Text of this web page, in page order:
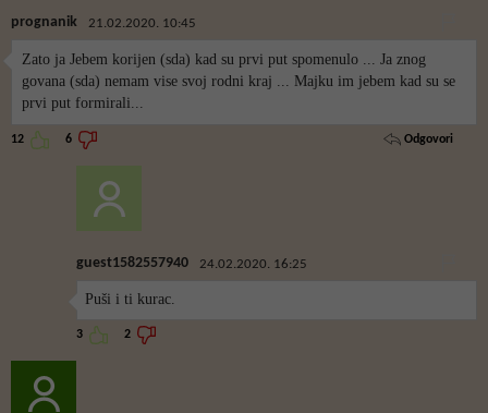
prognanik 21.02.2020. 10:45
Zato ja Jebem korijen (sda) kad su prvi put spomenulo ... Ja znog
govana (sda) nemam vise svoj rodni kraj ... Majku im jebem kad su se
prvi put formirali...
12 6 Odgovori
guest1582557940 24.02.2020. 16:25
Puši i ti kurac.
3 2